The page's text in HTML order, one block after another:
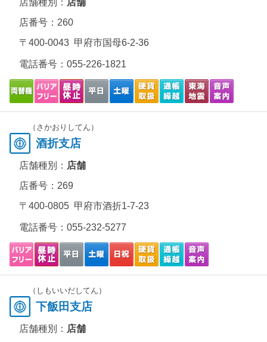
店舗種別： 店舗
店番号：260
〒400-0043 甲府市国母6-2-36
電話番号： 055-226-1821
（さかおりしてん）
酒折支店
店舗種別： 店舗
店番号：269
〒400-0805 甲府市酒折1-7-23
電話番号： 055-232-5277
（しもいいだしてん）
下飯田支店
店舗種別： 店舗